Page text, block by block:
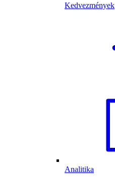
Kedvezmények
Analitika